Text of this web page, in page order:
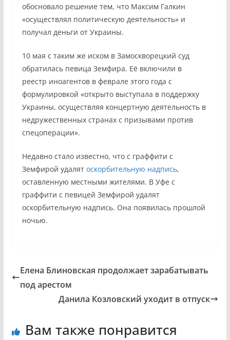
обосновало решение тем, что Максим Галкин
«осуществлял политическую деятельность» и
получал деньги от Украины.
10 мая с таким же иском в Замоскворецкий суд
обратилась певица Земфира. Её включили в
реестр иноагентов в феврале этого года с
формулировкой «открыто выступала в поддержку
Украины, осуществляя концертную деятельность в
недружественных странах с призывами против
спецоперации».
Недавно стало известно, что с граффити с
Земфирой удалят оскорбительную надпись,
оставленную местными жителями. В Уфе с
граффити с певицей Земфирой удалят
оскорбительную надпись. Она появилась прошлой
ночью.
Елена Блиновская продолжает зарабатывать
под арестом
Данила Козловский уходит в отпуск
Вам также понравится